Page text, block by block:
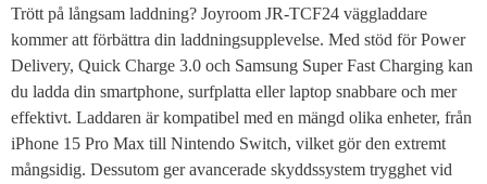
Trött på långsam laddning? Joyroom JR-TCF24 väggladdare
kommer att förbättra din laddningsupplevelse. Med stöd för Power
Delivery, Quick Charge 3.0 och Samsung Super Fast Charging kan
du ladda din smartphone, surfplatta eller laptop snabbare och mer
effektivt. Laddaren är kompatibel med en mängd olika enheter, från
iPhone 15 Pro Max till Nintendo Switch, vilket gör den extremt
mångsidig. Dessutom ger avancerade skyddssystem trygghet vid